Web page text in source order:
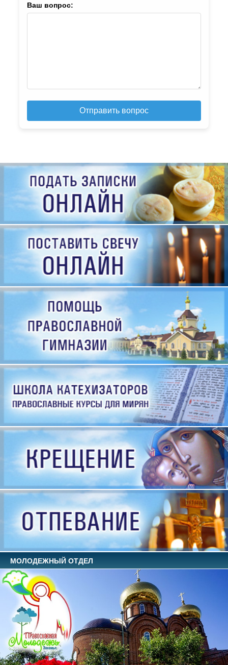
Ваш вопрос:
Отправить вопрос
МОЛОДЕЖНЫЙ ОТДЕЛ